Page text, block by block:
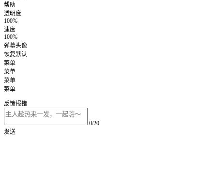
帮助
透明度
100%
速度
100%
弹幕头像
恢复默认
菜单
菜单
菜单
菜单
反馈报错
0/20
发送